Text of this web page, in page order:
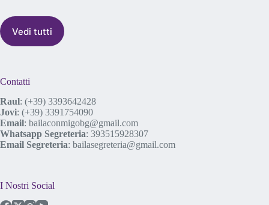
Vedi tutti
Contatti
Raul: (+39) 3393642428
Jovi: (+39) 3391754090
Email: bailaconmigobg@gmail.com
Whatsapp Segreteria: 393515928307
Email Segreteria: bailasegreteria@gmail.com
I Nostri Social